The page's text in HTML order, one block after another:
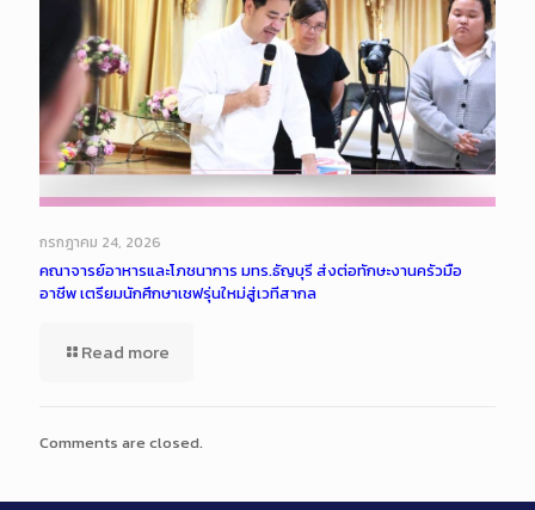
กรกฎาคม 24, 2026
คณาจารย์อาหารและโภชนาการ มทร.ธัญบุรี ส่งต่อทักษะงานครัวมือ
อาชีพ เตรียมนักศึกษาเชฟรุ่นใหม่สู่เวทีสากล
Read more
Comments are closed.